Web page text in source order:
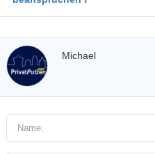
Michael